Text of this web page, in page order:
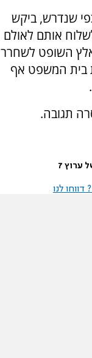
שנדרש, ביקש
אותם לאולם
השופט לשחרר
בית המשפט אף
תגובה.
ערוץ 7
לנו